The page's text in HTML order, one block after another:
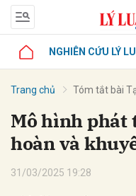
NGHIÊN CỨU LÝ
Trang chủ Tóm tắt bài
Mô hình
hoàn và
31/03/2025 19:28